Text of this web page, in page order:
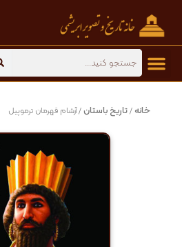
محتوا
Search
خانه /تاریخ باستان/ آرشام قهرمان ترموپیل